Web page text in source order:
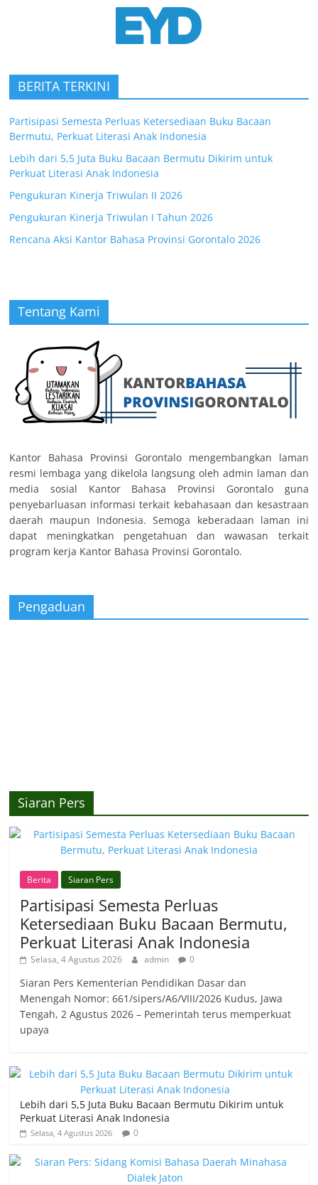
BERITA TERKINI
Partisipasi Semesta Perluas Ketersediaan Buku Bacaan
Bermutu, Perkuat Literasi Anak Indonesia
Lebih dari 5,5 Juta Buku Bacaan Bermutu Dikirim untuk
Perkuat Literasi Anak Indonesia
Pengukuran Kinerja Triwulan II 2026
Pengukuran Kinerja Triwulan I Tahun 2026
Rencana Aksi Kantor Bahasa Provinsi Gorontalo 2026
Tentang Kami
Kantor Bahasa Provinsi Gorontalo mengembangkan laman
resmi lembaga yang dikelola langsung oleh admin laman dan
media sosial Kantor Bahasa Provinsi Gorontalo guna
penyebarluasan informasi terkait kebahasaan dan kesastraan
daerah maupun Indonesia. Semoga keberadaan laman ini
dapat meningkatkan pengetahuan dan wawasan terkait
program kerja Kantor Bahasa Provinsi Gorontalo.
Pengaduan
Siaran Pers
Berita Siaran Pers
Partisipasi Semesta Perluas
Ketersediaan Buku Bacaan Bermutu,
Perkuat Literasi Anak Indonesia
Selasa, 4 Agustus 2026 admin 0
Siaran Pers Kementerian Pendidikan Dasar dan
Menengah Nomor: 661/sipers/A6/VIII/2026 Kudus, Jawa
Tengah, 2 Agustus 2026 – Pemerintah terus memperkuat
upaya
Lebih dari 5,5 Juta Buku Bacaan Bermutu Dikirim untuk
Perkuat Literasi Anak Indonesia
Selasa, 4 Agustus 2026 0